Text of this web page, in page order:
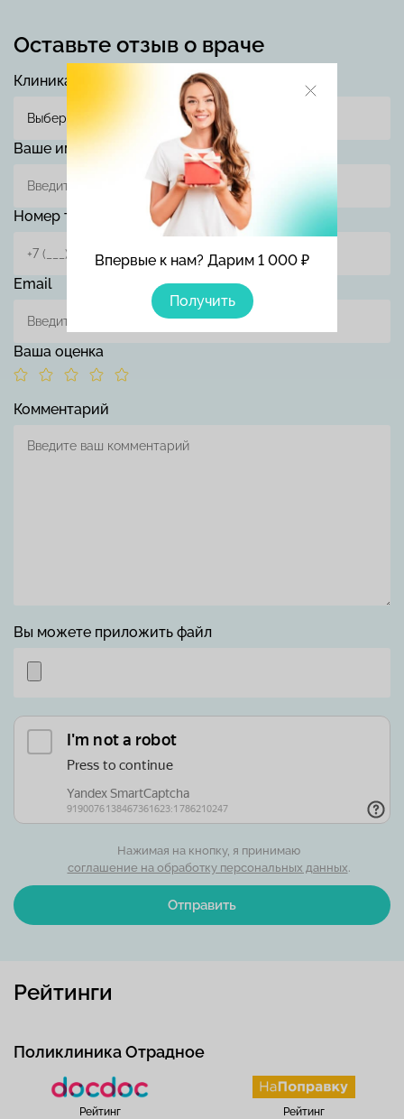
Впервые к нам? Дарим 1 000 ₽
Получить
Оставьте отзыв о враче
Клиника
Ваше имя
Номер телефона
Email
Ваша оценка
Комментарий
Вы можете приложить файл
Отправить
Нажимая на кнопку, я принимаю
соглашение на обработку персональных данных.
Рейтинги
Поликлиника Отрадное
Рейтинг Рейтинг